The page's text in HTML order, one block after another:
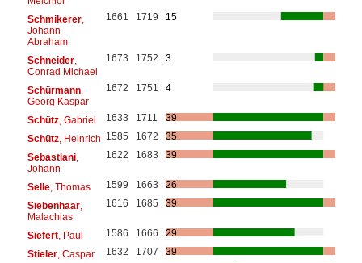
Schmikerer,
Johann
Abraham
1661 1719 15
Schneider,
Conrad Michael
1673 1752 3
Schürmann,
Georg Kaspar
1672 1751 4
Schütz, Gabriel 1633 1711
39
Schütz, Heinrich 1585 1672
35
Sebastiani,
Johann
1622 1683 39
Selle, Thomas 1599 1663
26
Siebenhaar,
Malachias
1616 1685 39
Siefert, Paul 1586 1666
29
Stieler, Caspar 1632 1707
39